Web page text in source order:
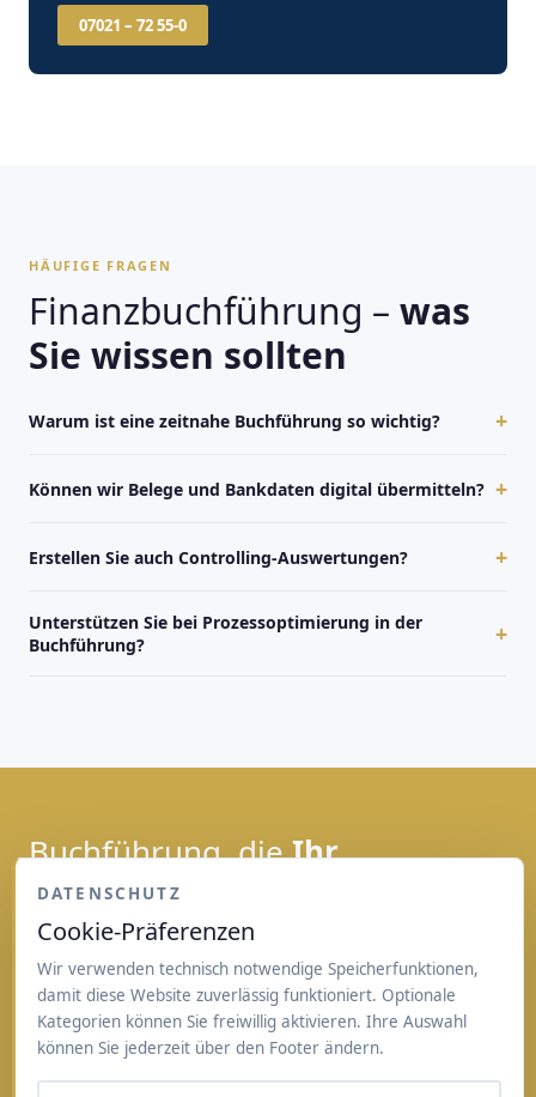
07021 – 72 55-0
HÄUFIGE FRAGEN
Finanzbuchführung – was
Sie wissen sollten
Warum ist eine zeitnahe Buchführung so wichtig? +
Können wir Belege und Bankdaten digital übermitteln? +
Erstellen Sie auch Controlling-Auswertungen? +
Unterstützen Sie bei Prozessoptimierung in der
Buchführung?
+
Buchführung, dieIhr
Unternehmen steuerbar
macht.
Wir zeigen Ihnen, wie aktuelle Zahlen, digitale Prozesse
und aussagekräftige Auswertungen in der Praxis
zusammenspielen.
Erstgespräch vereinbaren
DATENSCHUTZ
Cookie-Präferenzen
Wir verwenden technisch notwendige Speicherfunktionen,
damit diese Website zuverlässig funktioniert. Optionale
Kategorien können Sie freiwillig aktivieren. Ihre Auswahl
können Sie jederzeit über den Footer ändern.